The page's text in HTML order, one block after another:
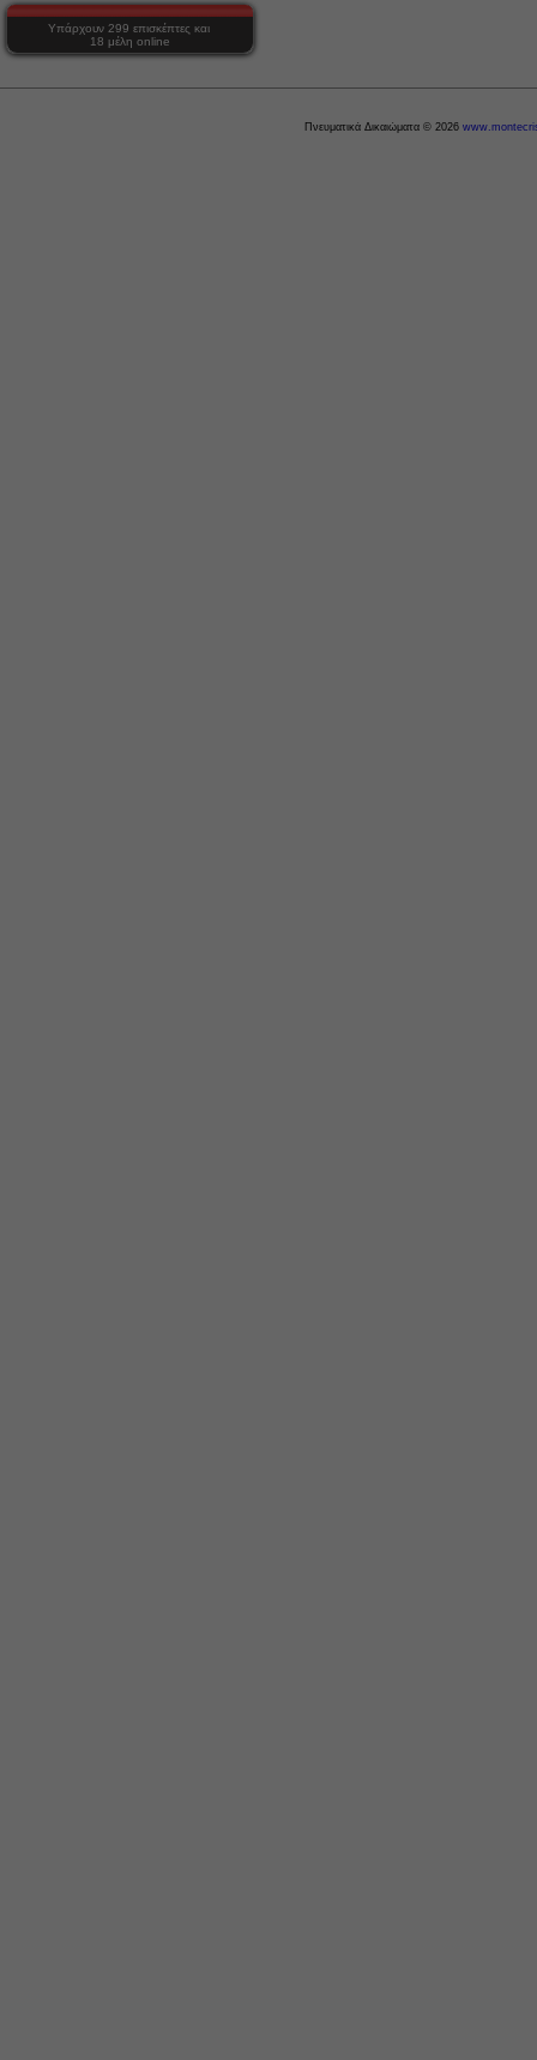
Υπάρχουν 299 επισκέπτες και
18 μέλη online
Πνευματικά Δικαιώματα © 2026